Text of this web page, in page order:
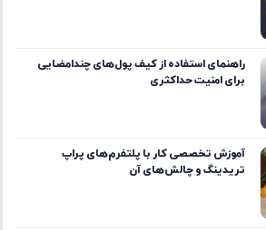
راهنمای استفاده از کیف پول‌های چندامضایی
برای امنیت حداکثری
آموزش تخصصی کار با پلتفرم‌های پراپ
تریدینگ و چالش‌های آن